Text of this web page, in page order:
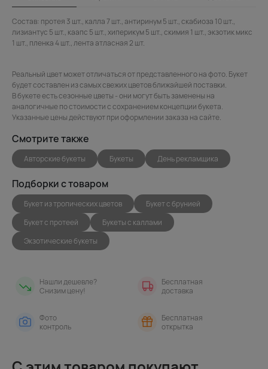
Состав: протея 3 шт., калла 7 шт., антиринум 5 шт., скабиоза 10 шт.,
лизиантус 5 шт., каапс 5 шт., хиперикум 5 шт., скимия 1 шт., экзотик микс
1 шт., пленка 4 шт., лента атласная 2 шт.
Реальный цвет может отличаться от представленного на фото. Букет
будет составлен из самых свежих цветов ближайшей поставки.
В букете есть сезонные цветы - они могут быть заменены на
аналогичные по стоимости с сохранением концепции букета.
Указанные цены действуют при оформлении заказа на сайте.
Смотрите также
Авторские букеты Букеты День рекламщика
Подборки с товаром
Букет из тропических цветов
Букет с брунией
Букет с протеей
Букеты с каллами
Экзотические букеты
Нашли дешевле?
Снизим цену!
Бесплатная
доставка
Фото
контроль
Бесплатная
открытка